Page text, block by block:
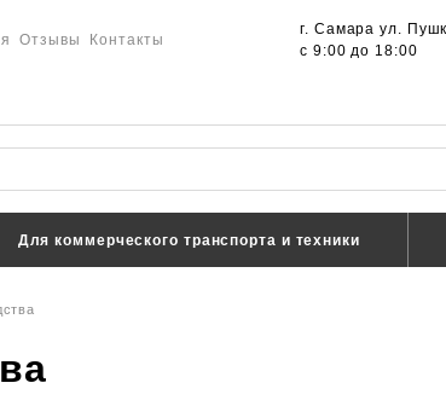
Отзывы Контакты
г. Самара ул.
с 9:00 до 18:00
Для коммерческого транспорта и техники